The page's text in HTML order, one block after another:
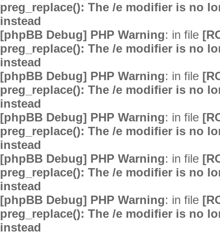
preg_replace(): The /e modifier is no
instead
[phpBB Debug] PHP Warning: in file
preg_replace(): The /e modifier is no
instead
[phpBB Debug] PHP Warning: in file
preg_replace(): The /e modifier is no
instead
[phpBB Debug] PHP Warning: in file
preg_replace(): The /e modifier is no
instead
[phpBB Debug] PHP Warning: in file
preg_replace(): The /e modifier is no
instead
[phpBB Debug] PHP Warning: in file
preg_replace(): The /e modifier is no
instead